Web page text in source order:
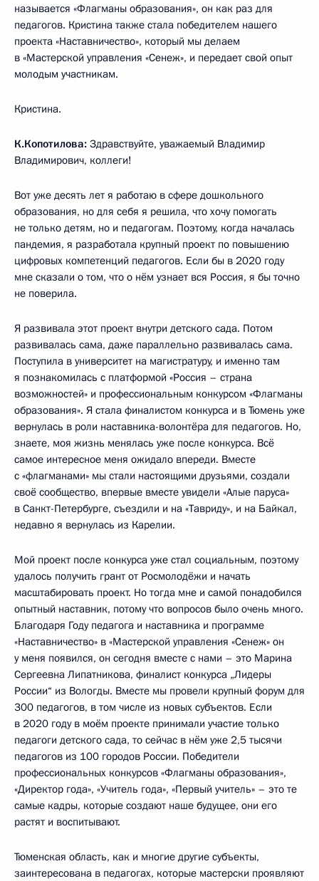
называется «Флагманы образования», он как раз для
педагогов. Кристина также стала победителем нашего
проекта «Наставничество», который мы делаем
в «Мастерской управления «Сенеж», и передает свой опыт
молодым участникам.
Кристина.
К.Копотилова: Здравствуйте, уважаемый Владимир
Владимирович, коллеги!
Вот уже десять лет я работаю в сфере дошкольного
образования, но для себя я решила, что хочу помогать
не только детям, но и педагогам. Поэтому, когда началась
пандемия, я разработала крупный проект по повышению
цифровых компетенций педагогов. Если бы в 2020 году
мне сказали о том, что о нём узнает вся Россия, я бы точно
не поверила.
Я развивала этот проект внутри детского сада. Потом
развивалась сама, даже параллельно развивалась сама.
Поступила в университет на магистратуру, и именно там
я познакомилась с платформой «Россия – страна
возможностей» и профессиональным конкурсом «Флагманы
образования». Я стала финалистом конкурса и в Тюмень уже
вернулась в роли наставника-волонтёра для педагогов. Но,
знаете, моя жизнь менялась уже после конкурса. Всё
самое интересное меня ожидало впереди. Вместе
с «флагманами» мы стали настоящими друзьями, создали
своё сообщество, впервые вместе увидели «Алые паруса»
в Санкт-Петербурге, съездили и на «Тавриду», и на Байкал,
недавно я вернулась из Карелии.
Мой проект после конкурса уже стал социальным, поэтому
удалось получить грант от Росмолодёжи и начать
масштабировать проект. Но тогда мне и самой понадобился
опытный наставник, потому что вопросов было очень много.
Благодаря Году педагога и наставника и программе
«Наставничество» в «Мастерской управления «Сенеж» он
у меня появился, он сегодня вместе с нами – это Марина
Сергеевна Липатникова, финалист конкурса „Лидеры
России“ из Вологды. Вместе мы провели крупный форум для
300 педагогов, в том числе из новых субъектов. Если
в 2020 году в моём проекте принимали участие только
педагоги детского сада, то сейчас в нём уже 2,5 тысячи
педагогов из 100 городов России. Победители
профессиональных конкурсов «Флагманы образования»,
«Директор года», «Учитель года», «Первый учитель» – это те
самые кадры, которые создают наше будущее, они его
растят и воспитывают.
Тюменская область, как и многие другие субъекты,
заинтересована в педагогах, которые мастерски проявляют